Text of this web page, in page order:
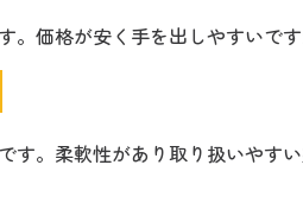
。価格が安く手を出しやすいで
す。柔軟性があり取り扱いやす